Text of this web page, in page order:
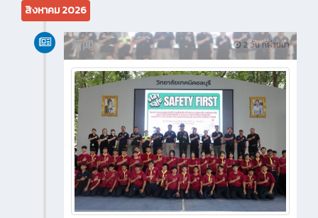
สิงหาคม 2026
2 วัน ที่ผ่านมา
新闻